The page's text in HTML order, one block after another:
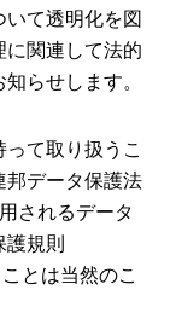
て透明化を図
に関連して法的
らせします。
て取り扱うこ
邦データ保護法
されるデータ
護規則
とは当然のこ